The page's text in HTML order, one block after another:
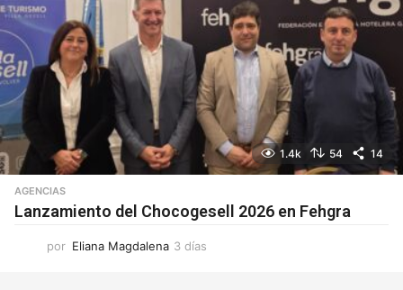
1.4k 54 14
AGENCIAS
Lanzamiento del Chocogesell 2026 en Fehgra
por Eliana Magdalena 3 días